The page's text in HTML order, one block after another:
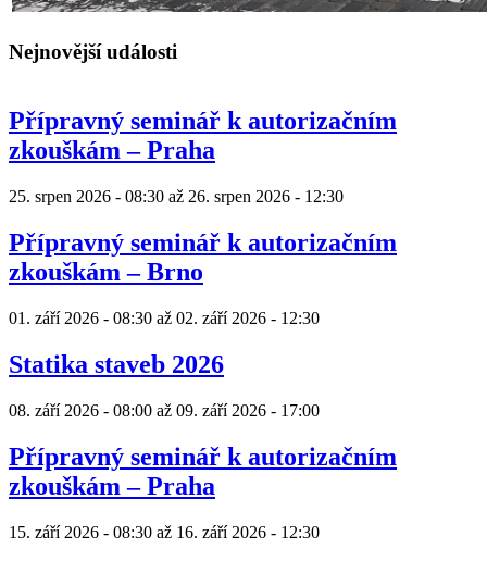
Nejnovější události
Přípravný seminář k autorizačním
zkouškám – Praha
25. srpen 2026 - 08:30 až 26. srpen 2026 - 12:30
Přípravný seminář k autorizačním
zkouškám – Brno
01. září 2026 - 08:30 až 02. září 2026 - 12:30
Statika staveb 2026
08. září 2026 - 08:00 až 09. září 2026 - 17:00
Přípravný seminář k autorizačním
zkouškám – Praha
15. září 2026 - 08:30 až 16. září 2026 - 12:30